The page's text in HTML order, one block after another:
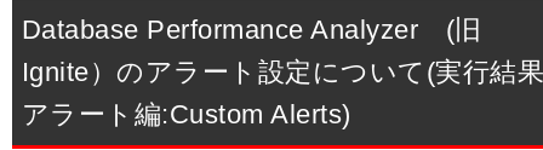
Database Performance Analyzer (旧
Ignite）のアラート設定について(実行結
アラート編:Custom Alerts)